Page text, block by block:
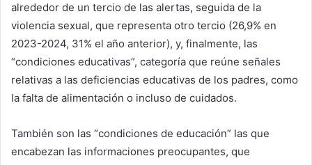
alrededor de un tercio de las alertas, seguida de la
violencia sexual, que representa otro tercio (26,9% en
2023-2024, 31% el año anterior), y, finalmente, las
“condiciones educativas”, categoría que reúne señales
relativas a las deficiencias educativas de los padres, como
la falta de alimentación o incluso de cuidados.
También son las “condiciones de educación” las que
encabezan las informaciones preocupantes, que